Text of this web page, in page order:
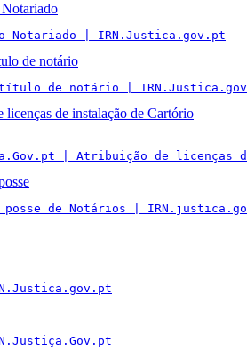
Notariado | IRN.Justica.gov.pt
de notário
título de notário |
licenças de instalação de Cartório
| Atribuição de licenças
posse de Notários |